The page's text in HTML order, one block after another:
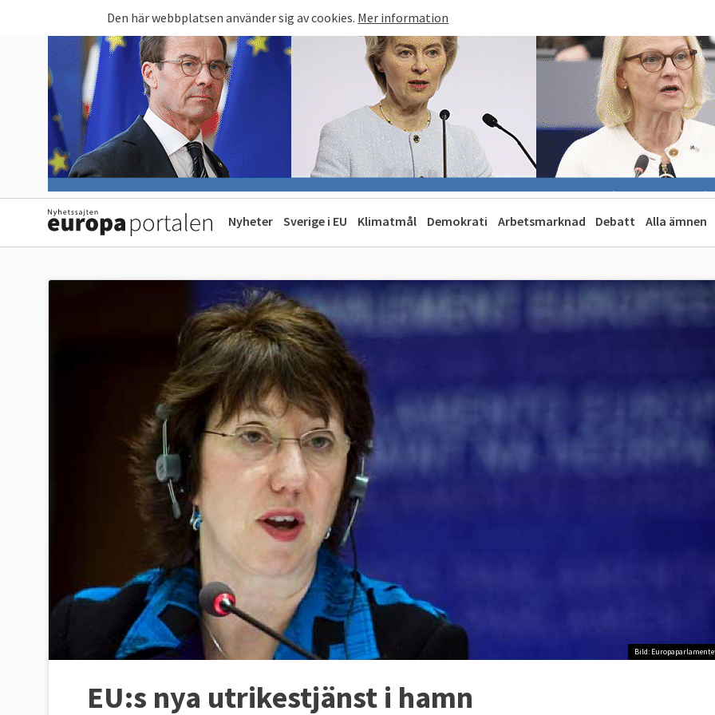
Den här webbplatsen använder sig av cookies. Mer information
Nyheter Sverige i EU Klimatmål Demokrati Arbetsmarknad Debatt Alla ämnen
Bild:
EU:s nya utrikestjänst i hamn